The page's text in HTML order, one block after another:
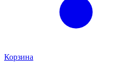
Корзина